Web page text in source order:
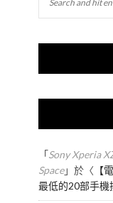
「Sony Xperia
Space」於〈 【
最低的20部手機